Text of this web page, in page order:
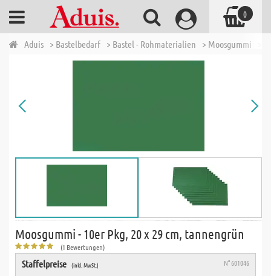
Aduis > Bastelbedarf > Bastel - Rohmaterialien > Moosgummi
Moosgummi - 10er Pkg, 20 x 29 cm, tannengrün
(1 Bewertungen)
Staffelpreise (inkl. MwSt.) N° 601046
0